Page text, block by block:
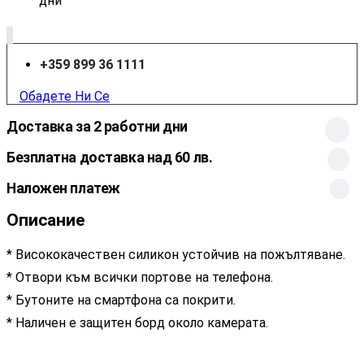
+359 899 36 1111
Обадете Ни Се
Доставка за 2 работни дни
Безплатна доставка над 60 лв.
Наложен платеж
Описание
* Висококачествен силикон устойчив на пожълтяване.
* Отвори към всички портове на телефона.
* Бутоните на смартфона са покрити.
* Наличен е защитен борд около камерата.